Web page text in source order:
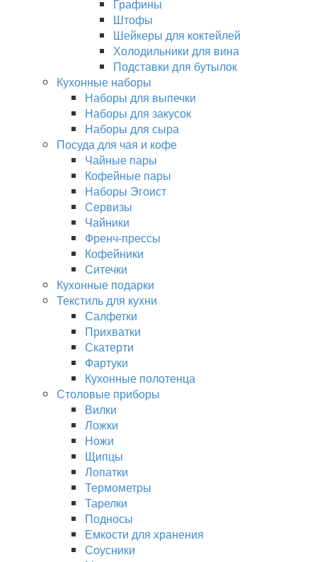
Графины
Штофы
Шейкеры для коктейлей
Холодильники для вина
Подставки для бутылок
Кухонные наборы
Наборы для выпечки
Наборы для закусок
Наборы для сыра
Посуда для чая и кофе
Чайные пары
Кофейные пары
Наборы Эгоист
Сервизы
Чайники
Френч-прессы
Кофейники
Ситечки
Кухонные подарки
Текстиль для кухни
Салфетки
Прихватки
Скатерти
Фартуки
Кухонные полотенца
Столовые приборы
Вилки
Ложки
Ножи
Щипцы
Лопатки
Термометры
Тарелки
Подносы
Емкости для хранения
Соусники